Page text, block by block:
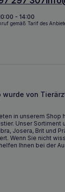
- 14:00
gemäß Tarif des
wurde von
in unserem
Unser Sortiment
Josera, Brit und
Wenn Sie nicht
Ihnen bei der